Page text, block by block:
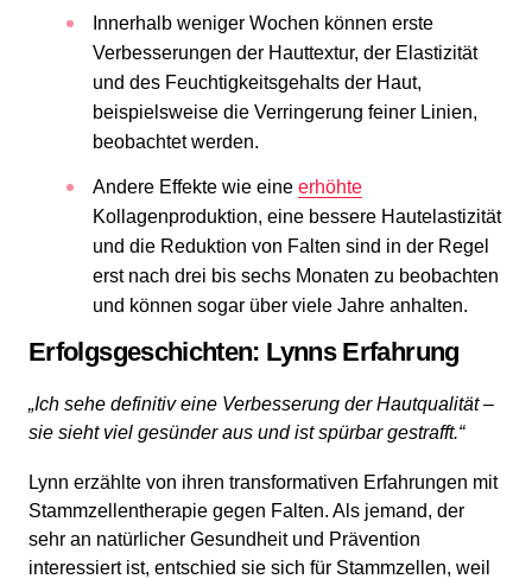
Innerhalb weniger Wochen können erste
Verbesserungen der Hauttextur, der Elastizität
und des Feuchtigkeitsgehalts der Haut,
beispielsweise die Verringerung feiner Linien,
beobachtet werden.
Andere Effekte wie eine erhöhte
Kollagenproduktion, eine bessere Hautelastizität
und die Reduktion von Falten sind in der Regel
erst nach drei bis sechs Monaten zu beobachten
und können sogar über viele Jahre anhalten.
Erfolgsgeschichten: Lynns Erfahrung
„Ich sehe definitiv eine Verbesserung der Hautqualität –
sie sieht viel gesünder aus und ist spürbar gestrafft.“
Lynn erzählte von ihren transformativen Erfahrungen mit
Stammzellentherapie gegen Falten. Als jemand, der
sehr an natürlicher Gesundheit und Prävention
interessiert ist, entschied sie sich für Stammzellen, weil